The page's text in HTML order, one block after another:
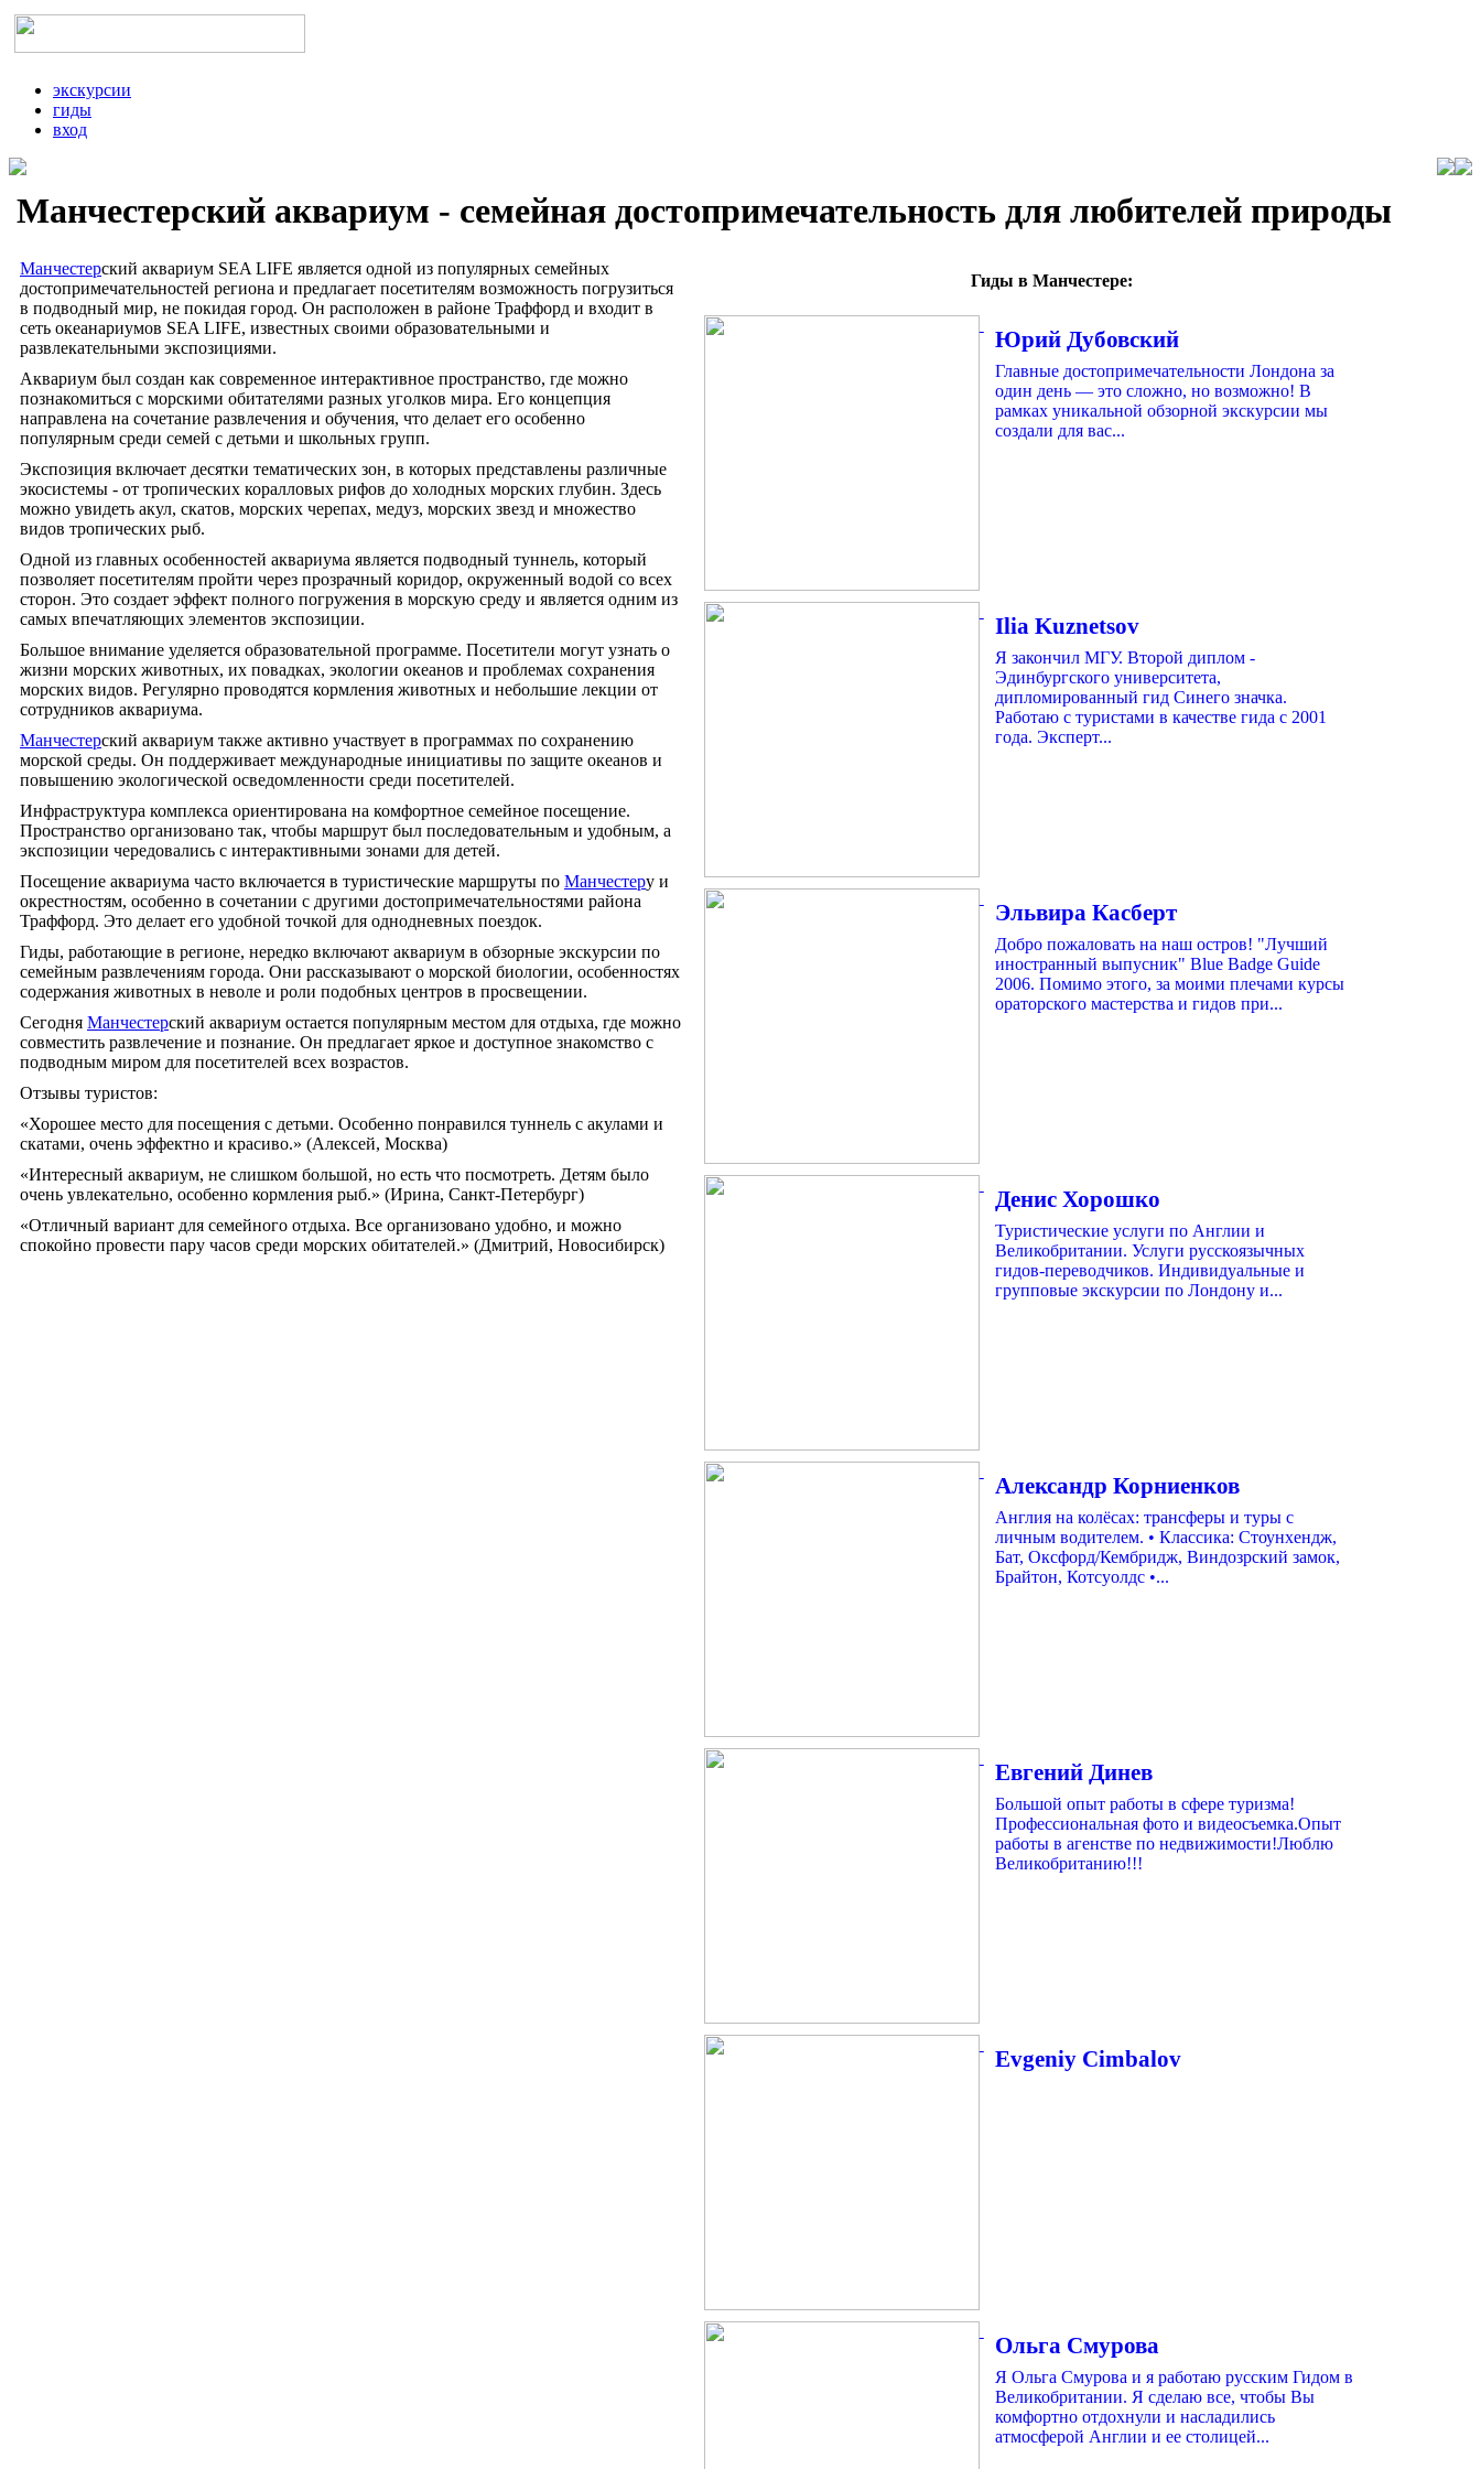
экскурсии
гиды
вход
Манчестерский аквариум - семейная достопримечательность для любителей природы
Манчестерский аквариум SEA LIFE является одной из популярных семейных
достопримечательностей региона и предлагает посетителям возможность погрузиться
в подводный мир, не покидая город. Он расположен в районе Траффорд и входит в
сеть океанариумов SEA LIFE, известных своими образовательными и
развлекательными экспозициями.
Аквариум был создан как современное интерактивное пространство, где можно
познакомиться с морскими обитателями разных уголков мира. Его концепция
направлена на сочетание развлечения и обучения, что делает его особенно
популярным среди семей с детьми и школьных групп.
Экспозиция включает десятки тематических зон, в которых представлены различные
экосистемы - от тропических коралловых рифов до холодных морских глубин. Здесь
можно увидеть акул, скатов, морских черепах, медуз, морских звезд и множество
видов тропических рыб.
Одной из главных особенностей аквариума является подводный туннель, который
позволяет посетителям пройти через прозрачный коридор, окруженный водой со всех
сторон. Это создает эффект полного погружения в морскую среду и является одним из
самых впечатляющих элементов экспозиции.
Большое внимание уделяется образовательной программе. Посетители могут узнать о
жизни морских животных, их повадках, экологии океанов и проблемах сохранения
морских видов. Регулярно проводятся кормления животных и небольшие лекции от
сотрудников аквариума.
Манчестерский аквариум также активно участвует в программах по сохранению
морской среды. Он поддерживает международные инициативы по защите океанов и
повышению экологической осведомленности среди посетителей.
Инфраструктура комплекса ориентирована на комфортное семейное посещение.
Пространство организовано так, чтобы маршрут был последовательным и удобным, а
экспозиции чередовались с интерактивными зонами для детей.
Посещение аквариума часто включается в туристические маршруты по Манчестеру и
окрестностям, особенно в сочетании с другими достопримечательностями района
Траффорд. Это делает его удобной точкой для однодневных поездок.
Гиды, работающие в регионе, нередко включают аквариум в обзорные экскурсии по
семейным развлечениям города. Они рассказывают о морской биологии, особенностях
содержания животных в неволе и роли подобных центров в просвещении.
Сегодня Манчестерский аквариум остается популярным местом для отдыха, где можно
совместить развлечение и познание. Он предлагает яркое и доступное знакомство с
подводным миром для посетителей всех возрастов.
Отзывы туристов:
«Хорошее место для посещения с детьми. Особенно понравился туннель с акулами и
скатами, очень эффектно и красиво.» (Алексей, Москва)
«Интересный аквариум, не слишком большой, но есть что посмотреть. Детям было
очень увлекательно, особенно кормления рыб.» (Ирина, Санкт-Петербург)
«Отличный вариант для семейного отдыха. Все организовано удобно, и можно
спокойно провести пару часов среди морских обитателей.» (Дмитрий, Новосибирск)
Гиды в Манчестере:
Юрий Дубовский
Главные достопримечательности Лондона за
один день — это сложно, но возможно! В
рамках уникальной обзорной экскурсии мы
создали для вас...
Ilia Kuznetsov
Я закончил МГУ. Второй диплом -
Эдинбургского университета,
дипломированный гид Синего значка.
Работаю с туристами в качестве гида с 2001
года. Эксперт...
Эльвира Касберт
Добро пожаловать на наш остров! "Лучший
иностранный выпусник" Blue Badge Guide
2006. Помимо этого, за моими плечами курсы
ораторского мастерства и гидов при...
Денис Хорошко
Туристические услуги по Англии и
Великобритании. Услуги русскоязычных
гидов-переводчиков. Индивидуальные и
групповые экскурсии по Лондону и...
Александр Корниенков
Англия на колёсах: трансферы и туры с
личным водителем. • Классика: Стоунхендж,
Бат, Оксфорд/Кембридж, Виндозрский замок,
Брайтон, Котсуолдс •...
Евгений Динев
Большой опыт работы в сфере туризма!
Профессиональная фото и видеосъемка.Опыт
работы в агенстве по недвижимости!Люблю
Великобританию!!!
Evgeniy Cimbalov
Ольга Смурова
Я Ольга Смурова и я работаю русским Гидом в
Великобритании. Я сделаю все, чтобы Вы
комфортно отдохнули и насладились
атмосферой Англии и ее столицей...